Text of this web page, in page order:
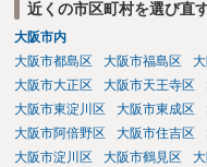
近くの市区町村を選び直
大阪市内
大阪市都島区
大阪市福島区
大阪市大正区
大阪市天王寺区
大阪市東淀川区
大阪市東成区
大阪市阿倍野区
大阪市住吉区
大阪市淀川区
大阪市鶴見区